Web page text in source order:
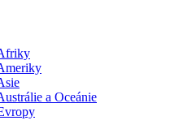
a Oceánie